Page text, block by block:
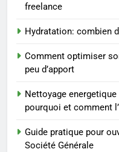
4
freelance
Hydratation: combien
Comment optimiser
peu d’apport
Nettoyage
pourquoi et comment
Guide pratique pour
Société Générale